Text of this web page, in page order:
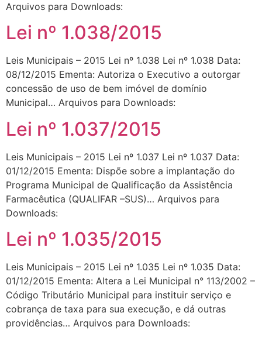
Arquivos para Downloads:
Lei nº 1.038/2015
Leis Municipais – 2015 Lei nº 1.038 Lei nº 1.038 Data:
08/12/2015 Ementa: Autoriza o Executivo a outorgar
concessão de uso de bem imóvel de domínio
Municipal… Arquivos para Downloads:
Lei nº 1.037/2015
Leis Municipais – 2015 Lei nº 1.037 Lei nº 1.037 Data:
01/12/2015 Ementa: Dispõe sobre a implantação do
Programa Municipal de Qualificação da Assistência
Farmacêutica (QUALIFAR –SUS)… Arquivos para
Downloads:
Lei nº 1.035/2015
Leis Municipais – 2015 Lei nº 1.035 Lei nº 1.035 Data:
01/12/2015 Ementa: Altera a Lei Municipal n° 113/2002 –
Código Tributário Municipal para instituir serviço e
cobrança de taxa para sua execução, e dá outras
providências… Arquivos para Downloads: